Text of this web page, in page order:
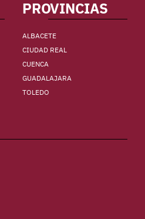
PROVINCIAS
ALBACETE
CIUDAD REAL
CUENCA
GUADALAJARA
TOLEDO